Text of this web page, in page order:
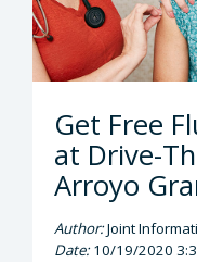
Get Free
at Drive-
Arroyo
Author:Joint
Date:10/19/2020